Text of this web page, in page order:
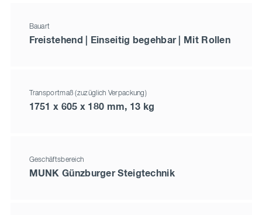
Bauart
Freistehend | Einseitig begehbar | Mit Rollen
Transportmaß (zuzüglich Verpackung)
1751 x 605 x 180 mm, 13 kg
Geschäftsbereich
MUNK Günzburger Steigtechnik